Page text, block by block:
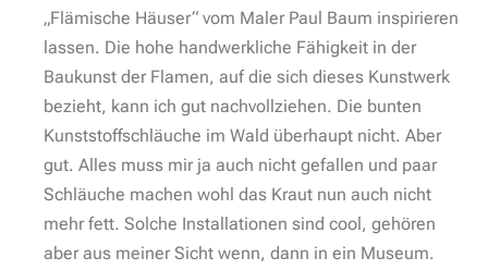
„Flämische Häuser“ vom Maler Paul Baum inspirieren
lassen. Die hohe handwerkliche Fähigkeit in der
Baukunst der Flamen, auf die sich dieses Kunstwerk
bezieht, kann ich gut nachvollziehen. Die bunten
Kunststoffschläuche im Wald überhaupt nicht. Aber
gut. Alles muss mir ja auch nicht gefallen und paar
Schläuche machen wohl das Kraut nun auch nicht
mehr fett. Solche Installationen sind cool, gehören
aber aus meiner Sicht wenn, dann in ein Museum.